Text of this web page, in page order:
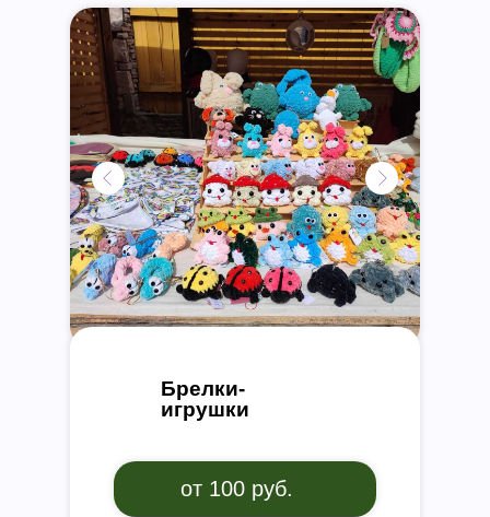
Брелки-
игрушки
от 100 руб.